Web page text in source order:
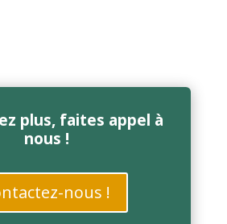
plus, faites appel à
nous !
nous !